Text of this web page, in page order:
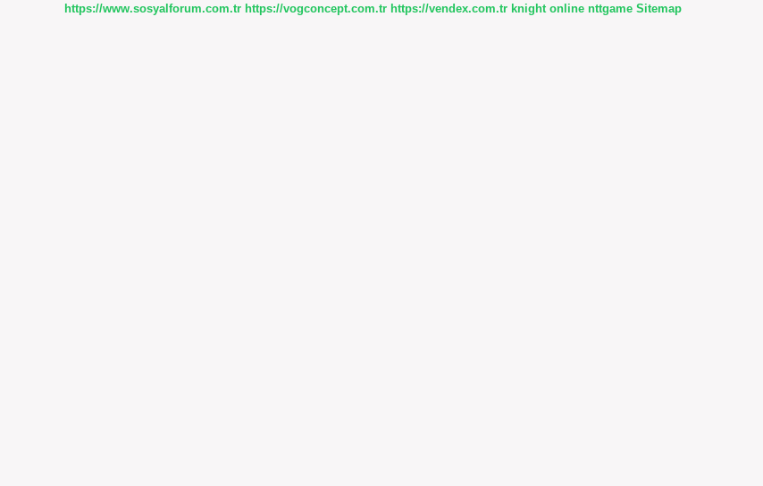
https://www.sosyalforum.com.tr https://vogconcept.com.tr https://vendex.com.tr knight online nttgame Sitemap